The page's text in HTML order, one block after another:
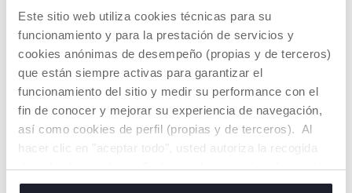
Este sitio web utiliza cookies técnicas para su
funcionamiento y para la prestación de servicios y
cookies anónimas de desempeño (propias y de terceros)
que están siempre activas para garantizar el
funcionamiento del sitio y medir su performance con el
fin de conocer y mejorar su experiencia de navegación,
así como cookies de perfil (propias y de terceros). Al
hacer clic en "aceptar todo", usted autoriza la recogida
de todas las cookies. Si desea obtener más información
o cambiar o revocar el consentimiento de todas o
PRODUCTOS QUE TE PUEDEN
INTERESAR